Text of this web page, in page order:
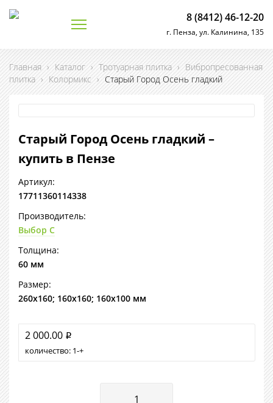
8 (8412) 46-12-20
г. Пенза, ул. Калинина, 135
Главная › Каталог › Тротуарная плитка › Вибропресованная
плитка › Колормикс › Старый Город Осень гладкий
Старый Город Осень гладкий –
купить в Пензе
Артикул:
17711360114338
Производитель:
Выбор С
Толщина:
60 мм
Размер:
260х160; 160х160; 160х100 мм
2 000.00 i
количество: 1 +